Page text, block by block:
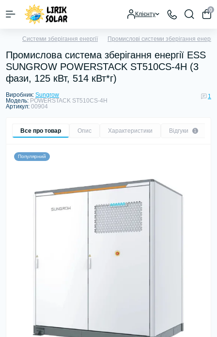
Клієнту
0
Системи зберігання енергії Промислові системи зберігання енергії
Промислова система зберігання енергії ESS
SUNGROW POWERSTACK ST510CS-4H (3
фази, 125 кВт, 514 кВт*г)
Виробник: Sungrow
Модель: POWERSTACK ST510CS-4H
Артикул: 00904
1
Все про товар Опис Характеристики Відгуки 1
Популярний